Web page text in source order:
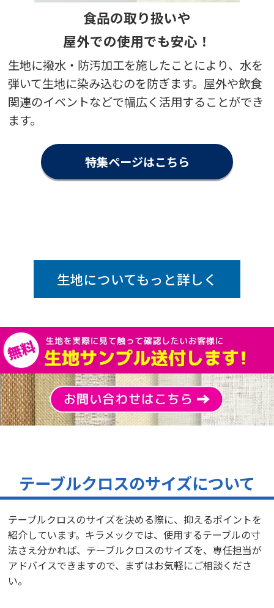
株式会社東科精機 様
オリジナルテーブルクロス（展示会）
評価5 ★★★★★
投稿日：2025.8.21
担当者の対応
力
【満足度の理由】
まだ使用はしていませんが、初期の問い合わせから、的確なご
助言、ご対応をいただき、早く安心して納品をいただく事ができ
ました。
（予定）展示会のテーブルクロスとして
【満足度の理由】
【どんなことに利用されましたか？】
展示会の展示物用
株式会社ハマイ 様
オリジナルテーブルクロス（展示会）
評価5 ★★★★★
投稿日：2025.6.26
担当者の対応
力
【満足度の理由】
迅速に対応いただけた。
【ご注文前に困っていることはありましたか？また、それは解決
されましたか？】
特になし
伊藤製パン株式会社 様
オリジナルテーブルクロス（展示会）
評価5 ★★★★★
投稿日：2025.6.25
食品の取り扱いや
屋外での使用でも安心！
生地に撥水・防汚加工を施したことにより、水を
弾いて生地に染み込むのを防ぎます。屋外や飲食
関連のイベントなどで幅広く活用することができ
ます。
特集ページはこちら
生地についてもっと詳しく
テーブルクロスのサイズについて
テーブルクロスのサイズを決める際に、抑えるポイントを
紹介しています。キラメックでは、使用するテーブルの寸
法さえ分かれば、テーブルクロスのサイズを、専任担当が
アドバイスできますので、まずはお気軽にご相談くださ
い。